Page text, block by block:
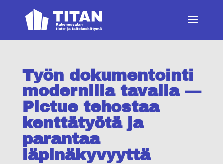
content
Työn dokumentointi
modernilla tavalla —
Pictue tehostaa
kenttätyötä ja
parantaa
läpinäkyvyyttä